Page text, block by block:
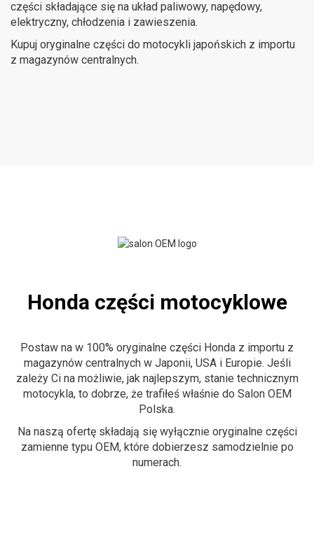
części składające się na układ paliwowy, napędowy,
elektryczny, chłodzenia i zawieszenia.
Kupuj oryginalne części do motocykli japońskich z importu
z magazynów centralnych.
Honda części motocyklowe
Postaw na w 100% oryginalne części Honda z importu z
magazynów centralnych w Japonii, USA i Europie. Jeśli
zależy Ci na możliwie, jak najlepszym, stanie technicznym
motocykla, to dobrze, że trafiłeś właśnie do Salon OEM
Polska.
Na naszą ofertę składają się wyłącznie oryginalne części
zamienne typu OEM, które dobierzesz samodzielnie po
numerach.